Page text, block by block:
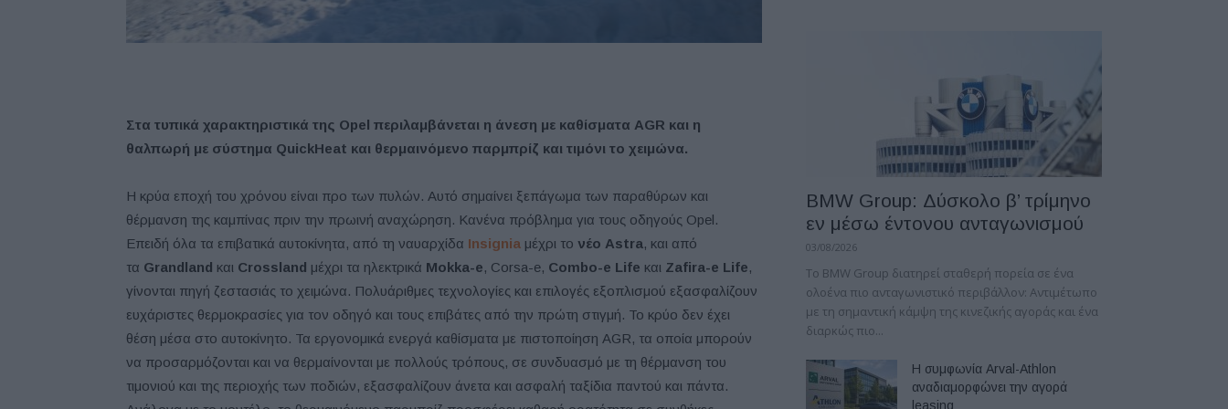
Στα τυπικά χαρακτηριστικά της Opel περιλαμβάνεται η άνεση με καθίσματα AGR και η
θαλπωρή με σύστημα QuickHeat και θερμαινόμενο παρμπρίζ και τιμόνι το χειμώνα.
Η κρύα εποχή του χρόνου είναι προ των πυλών. Αυτό σημαίνει ξεπάγωμα των παραθύρων και
θέρμανση της καμπίνας πριν την πρωινή αναχώρηση. Κανένα πρόβλημα για τους οδηγούς Opel.
Επειδή όλα τα επιβατικά αυτοκίνητα, από τη ναυαρχίδα Insignia μέχρι το νέο Astra, και από
τα Grandland και Crossland μέχρι τα ηλεκτρικά Mokka-e, Corsa-e, Combo-e Life και Zafira-e Life,
γίνονται πηγή ζεστασιάς το χειμώνα. Πολυάριθμες τεχνολογίες και επιλογές εξοπλισμού εξασφαλίζουν
ευχάριστες θερμοκρασίες για τον οδηγό και τους επιβάτες από την πρώτη στιγμή. Το κρύο δεν έχει
θέση μέσα στο αυτοκίνητο. Τα εργονομικά ενεργά καθίσματα με πιστοποίηση AGR, τα οποία μπορούν
να προσαρμόζονται και να θερμαίνονται με πολλούς τρόπους, σε συνδυασμό με τη θέρμανση του
τιμονιού και της περιοχής των ποδιών, εξασφαλίζουν άνετα και ασφαλή ταξίδια παντού και πάντα.
BMW Group: Δύσκολο β’ τρίμηνο
εν μέσω έντονου ανταγωνισμού
03/08/2026
Το BMW Group διατηρεί σταθερή πορεία σε ένα
ολοένα πιο ανταγωνιστικό περιβάλλον: Αντιμέτωπο
με τη σημαντική κάμψη της κινεζικής αγοράς και ένα
διαρκώς πιο...
Η συμφωνία Arval-Athlon
αναδιαμορφώνει την αγορά
leasing